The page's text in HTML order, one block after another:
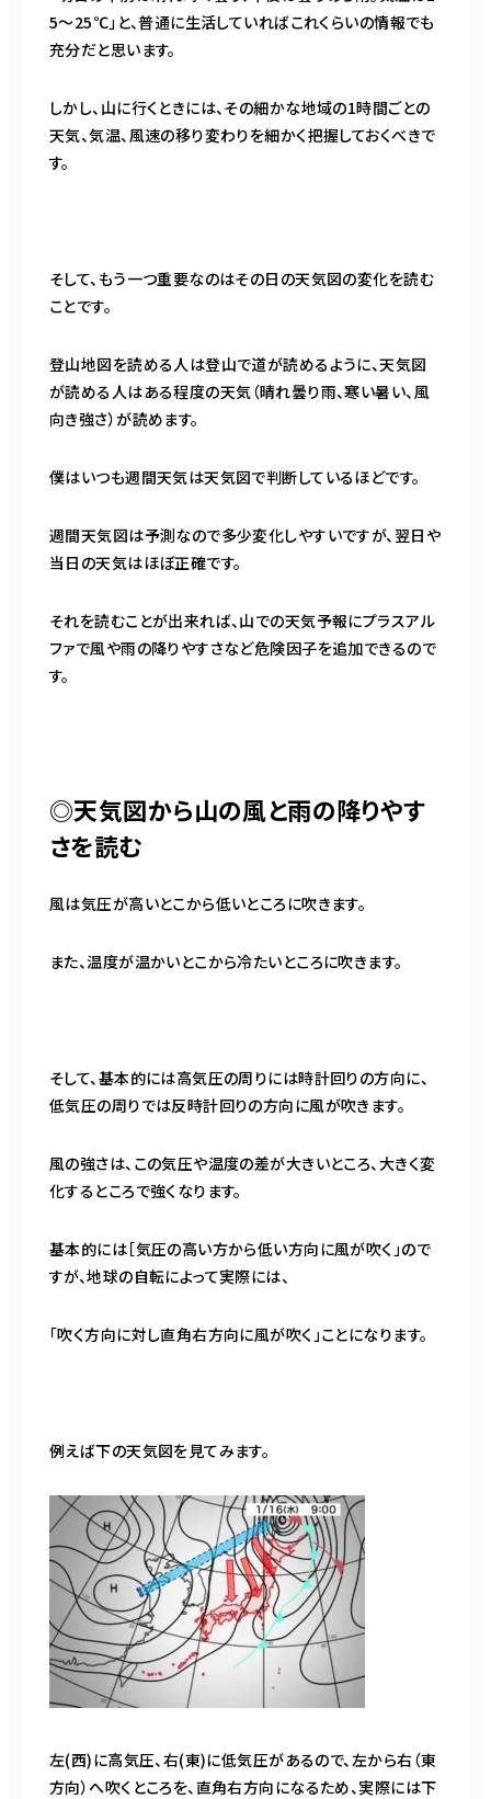
5～25℃」と、普通に生活していればこれくらいの情報でも
充分だと思います。
しかし、山に行くときには、その細かな地域の1時間ごとの
天気、気温、風速の移り変わりを細かく把握しておくべきで
す。
そして、もう一つ重要なのはその日の天気図の変化を読む
ことです。
登山地図を読める人は登山で道が読めるように、天気図
が読める人はある程度の天気（晴れ曇り雨、寒い暑い、風
向き強さ）が読めます。
僕はいつも週間天気は天気図で判断しているほどです。
週間天気図は予測なので多少変化しやすいですが、翌日や
当日の天気はほぼ正確です。
それを読むことが出来れば、山での天気予報にプラスアル
ファで風や雨の降りやすさなど危険因子を追加できるので
す。
◎天気図から山の風と雨の降りやす
さを読む
風は気圧が高いとこから低いところに吹きます。
また、温度が温かいとこから冷たいところに吹きます。
そして、基本的には高気圧の周りには時計回りの方向に、
低気圧の周りでは反時計回りの方向に風が吹きます。
風の強さは、この気圧や温度の差が大きいところ、大きく変
化するところで強くなります。
基本的には［気圧の高い方から低い方向に風が吹く」ので
すが、地球の自転によって実際には、
「吹く方向に対し直角右方向に風が吹く」ことになります。
例えば下の天気図を見てみます。
左(西)に高気圧、右(東)に低気圧があるので、左から右（東
方向）へ吹くところを、直角右方向になるため、実際には下